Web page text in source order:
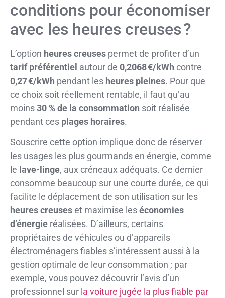
conditions pour économiser
avec les heures creuses ?
L’option heures creuses permet de profiter d’un
tarif préférentiel autour de 0,2068 €/kWh contre
0,27 €/kWh pendant les heures pleines. Pour que
ce choix soit réellement rentable, il faut qu’au
moins30 % de la consommation soit réalisée
pendant ces plages horaires.
Souscrire cette option implique donc de réserver
les usages les plus gourmands en énergie, comme
le lave-linge, aux créneaux adéquats. Ce dernier
consomme beaucoup sur une courte durée, ce qui
facilite le déplacement de son utilisation sur les
heures creuseset maximise leséconomies
d’énergie réalisées. D’ailleurs, certains
propriétaires de véhicules ou d’appareils
électroménagers fiables s’intéressent aussi à la
gestion optimale de leur consommation ; par
exemple, vous pouvez découvrir l’avis d’un
professionnel sur la voiture jugée la plus fiable par